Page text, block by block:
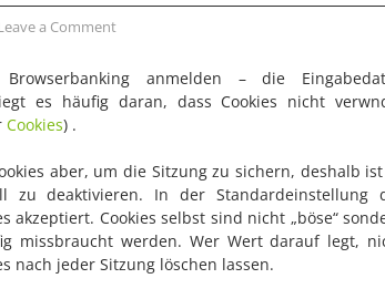
a Comment
anmelden – die
es häufig daran, dass Cookies nicht
Cookies) .
aber, um die Sitzung zu sichern, deshalb ist
zu deaktivieren. In der Standardeinstellung
akzeptiert. Cookies selbst sind nicht „böse“
missbraucht werden. Wer Wert darauf legt,
nach jeder Sitzung löschen lassen.